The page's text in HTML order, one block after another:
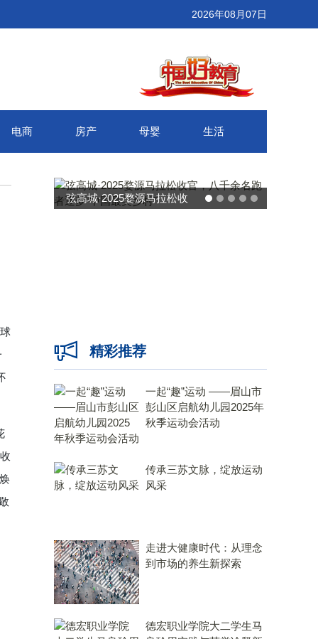
2026年08月07日
电商 房产 母婴 生活
武汉百联奥莱年度感恩季 承
精彩推荐
一起“趣”运动 ——眉山市
彭山区启航幼儿园2025年
秋季运动会活动
传承三苏文脉，绽放运动
风采
走进大健康时代：从理念
到市场的养生新探索
德宏职业学院大二学生马